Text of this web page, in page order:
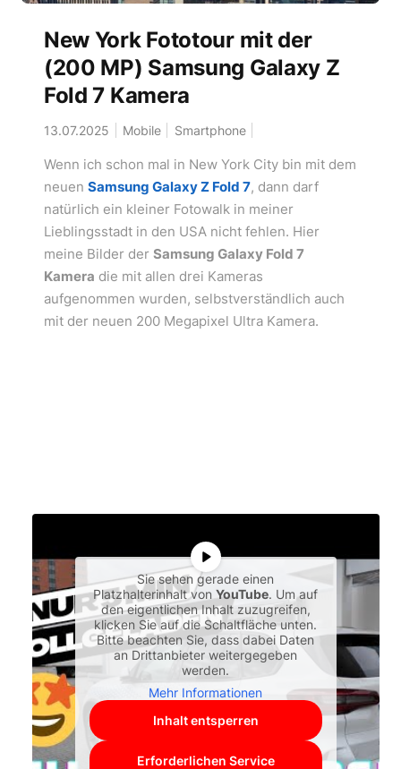
New York Fototour mit der
(200 MP) Samsung Galaxy Z
Fold 7 Kamera
13.07.2025 Mobile Smartphone
Wenn ich schon mal in New York City bin mit dem
neuen Samsung Galaxy Z Fold 7, dann darf
natürlich ein kleiner Fotowalk in meiner
Lieblingsstadt in den USA nicht fehlen. Hier
meine Bilder der Samsung Galaxy Fold 7
Kamera die mit allen drei Kameras
aufgenommen wurden, selbstverständlich auch
mit der neuen 200 Megapixel Ultra Kamera.
Sie sehen gerade einen
Platzhalterinhalt vonYouTube. Um auf
den eigentlichen Inhalt zuzugreifen,
klicken Sie auf die Schaltfläche unten.
Bitte beachten Sie, dass dabei Daten
an Drittanbieter weitergegeben
werden.
Mehr Informationen
Inhalt entsperren
Erforderlichen Service